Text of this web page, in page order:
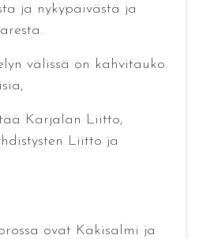
ja nykypäivästä ja
välissä on kahvitauko.
Karjalan Liitto,
Liitto ja
ovat Käkisalmi ja